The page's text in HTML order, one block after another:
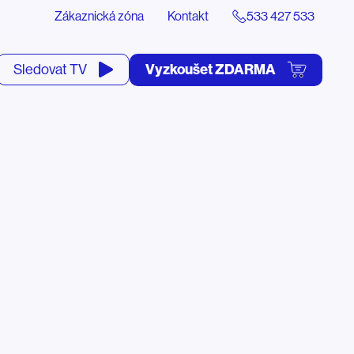
Zákaznická zóna Kontakt 533 427 533
Sledovat TV Vyzkoušet ZDARMA